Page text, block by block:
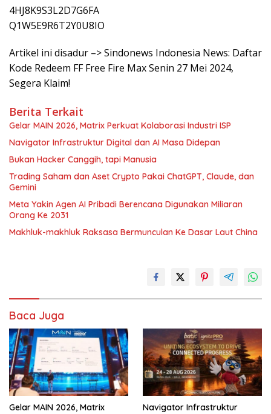
4HJ8K9S3L2D7G6FA
Q1W5E9R6T2Y0U8IO
Artikel ini disadur –> Sindonews Indonesia News: Daftar
Kode Redeem FF Free Fire Max Senin 27 Mei 2024,
Segera Klaim!
Berita Terkait
Gelar MAIN 2026, Matrix Perkuat Kolaborasi Industri ISP
Navigator Infrastruktur Digital dan AI Masa Didepan
Bukan Hacker Canggih, tapi Manusia
Trading Saham dan Aset Crypto Pakai ChatGPT, Claude, dan
Gemini
Meta Yakin Agen AI Pribadi Berencana Digunakan Miliaran
Orang Ke 2031
Makhluk-makhluk Raksasa Bermunculan Ke Dasar Laut China
Baca Juga
Gelar MAIN 2026, Matrix
Navigator Infrastruktur